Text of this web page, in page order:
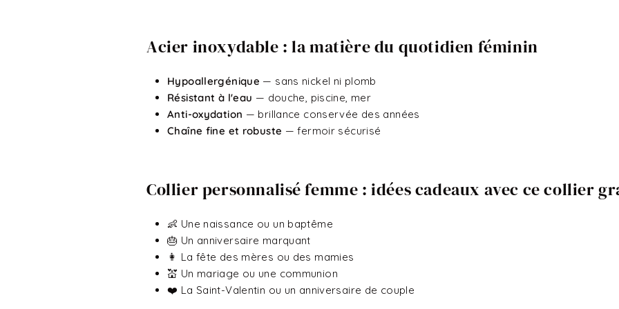
Acier inoxydable : la matière du quotidien féminin
Hypoallergénique — sans nickel ni plomb
Résistant à l'eau — douche, piscine, mer
Anti-oxydation — brillance conservée des années
Chaîne fine et robuste — fermoir sécurisé
Collier personnalisé femme : idées cadeaux avec ce collier
👶 Une naissance ou un baptême
🎂 Un anniversaire marquant
👩 La fête des mères ou des mamies
💒 Un mariage ou une communion
❤️ La Saint-Valentin ou un anniversaire de couple